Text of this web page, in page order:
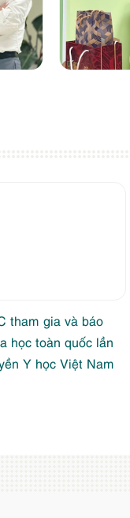
tham gia và báo
học toàn quốc lần
Y học Việt Nam